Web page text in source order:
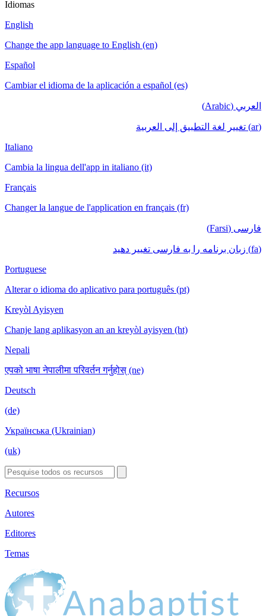
Idiomas
English
Change the app language to English (en)
Español
Cambiar el idioma de la aplicación a español (es)
العربي (Arabic)
(ar) تغيير لغة التطبيق إلى العربية
Italiano
Cambia la lingua dell'app in italiano (it)
Français
Changer la langue de l'application en français (fr)
فارسی (Farsi)
(fa) زبان برنامه را به فارسی تغییر دهید
Portuguese
Alterar o idioma do aplicativo para português (pt)
Kreyòl Ayisyen
Chanje lang aplikasyon an an kreyòl ayisyen (ht)
Nepali
एपको भाषा नेपालीमा परिवर्तन गर्नुहोस् (ne)
Deutsch
(de)
Українська (Ukrainian)
(uk)
Recursos
Autores
Editores
Temas